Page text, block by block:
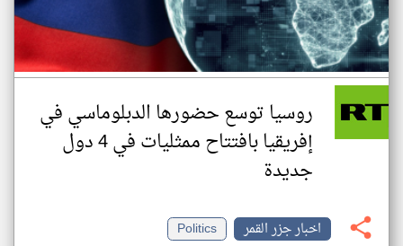
روسيا توسع حضورها الدبلوماسي في
إفريقيا بافتتاح ممثليات في 4 دول
جديدة
اخبار جزر القمر
Politics